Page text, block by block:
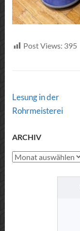
Post Views: 395
Post
Navigation
Lesung in der
Rohrmeisterei
ARCHIV
Archiv